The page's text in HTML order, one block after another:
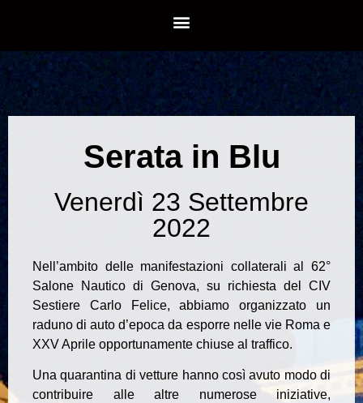
Serata in Blu
Venerdì 23 Settembre
2022
Nell’ambito delle manifestazioni collaterali al 62°
Salone Nautico di Genova, su richiesta del CIV
Sestiere Carlo Felice, abbiamo organizzato un
raduno di auto d’epoca da esporre nelle vie Roma e
XXV Aprile opportunamente chiuse al traffico.
Una quarantina di vetture hanno così avuto modo di
contribuire alle altre numerose iniziative,